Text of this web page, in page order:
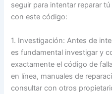
seguir para intentar reparar
con este código:
1. Investigación: Antes de
es fundamental investigar y
exactamente el código de
en línea, manuales de
consultar con otros